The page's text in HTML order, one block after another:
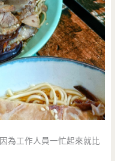
為工作人員一忙起來就比